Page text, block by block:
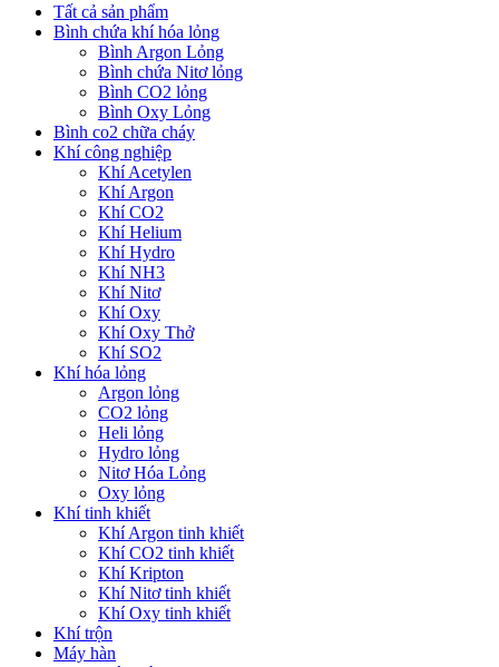
Tất cả sản phẩm
Bình chứa khí hóa lỏng
Bình Argon Lỏng
Bình chứa Nitơ lỏng
Bình CO2 lỏng
Bình Oxy Lỏng
Bình co2 chữa cháy
Khí công nghiệp
Khí Acetylen
Khí Argon
Khí CO2
Khí Helium
Khí Hydro
Khí NH3
Khí Nitơ
Khí Oxy
Khí Oxy Thở
Khí SO2
Khí hóa lỏng
Argon lỏng
CO2 lỏng
Heli lỏng
Hydro lỏng
Nitơ Hóa Lỏng
Oxy lỏng
Khí tinh khiết
Khí Argon tinh khiết
Khí CO2 tinh khiết
Khí Kripton
Khí Nitơ tinh khiết
Khí Oxy tinh khiết
Khí trộn
Máy hàn